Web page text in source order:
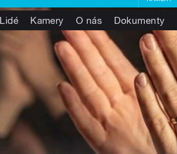
Lidé Kamery O nás Dokumenty